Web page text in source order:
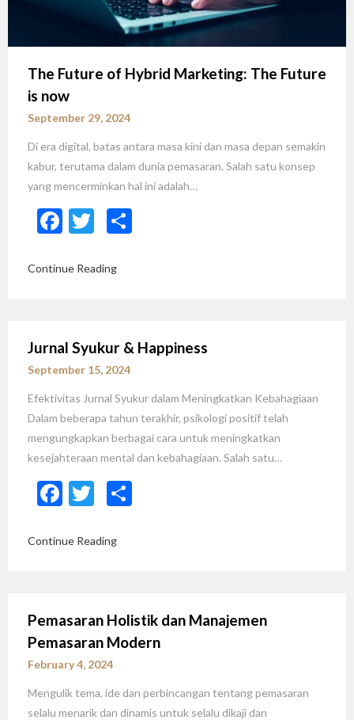
The Future of Hybrid Marketing: The Future
is now
September 29, 2024
Di era digital, batas antara masa kini dan masa depan semakin
kabur, terutama dalam dunia pemasaran. Salah satu konsep
yang mencerminkan hal ini adalah…
Facebook
Twitter
Continue Reading
Jurnal Syukur & Happiness
September 15, 2024
Efektivitas Jurnal Syukur dalam Meningkatkan Kebahagiaan
Dalam beberapa tahun terakhir, psikologi positif telah
mengungkapkan berbagai cara untuk meningkatkan
kesejahteraan mental dan kebahagiaan. Salah satu…
Facebook
Twitter
Continue Reading
Pemasaran Holistik dan Manajemen
Pemasaran Modern
February 4, 2024
Mengulik tema, ide dan perbincangan tentang pemasaran
selalu menarik dan dinamis untuk selalu dikaji dan